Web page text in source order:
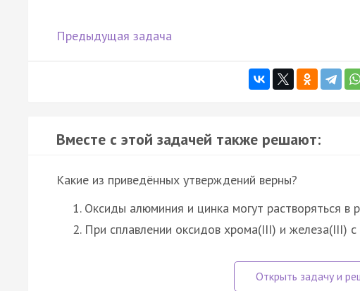
Предыдущая задача
Вместе с этой задачей также решают:
Какие из приведённых утверждений верны?
Оксиды алюминия и цинка могут растворяться в
При сплавлении оксидов хрома(III) и железа(III)